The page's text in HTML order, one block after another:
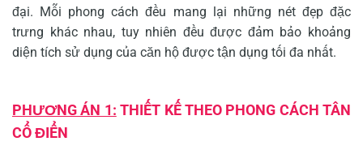
đại. Mỗi phong cách đều mang lại những nét đẹp đặc
trưng khác nhau, tuy nhiên đều được đảm bảo khoảng
diện tích sử dụng của căn hộ được tận dụng tối đa nhất.
PHƯƠNG ÁN 1: THIẾT KẾ THEO PHONG CÁCH TÂN
CỔ ĐIỂN